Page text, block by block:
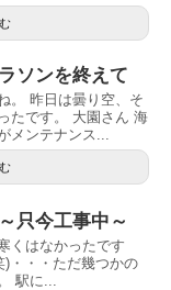
ソンを終えて
。 昨日は曇り空、そ
たです。 大園さん 海
メンテナンス...
只今工事中～
くはなかったです
・・・ただ幾つかの
駅に...